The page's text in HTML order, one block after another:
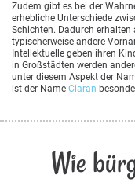
Zudem gibt es bei der
erhebliche Unterschiede
Schichten. Dadurch
typischerweise andere
Intellektuelle geben ihren
in Großstädten werden
unter diesem Aspekt der
ist der Name Ciaran
Wie